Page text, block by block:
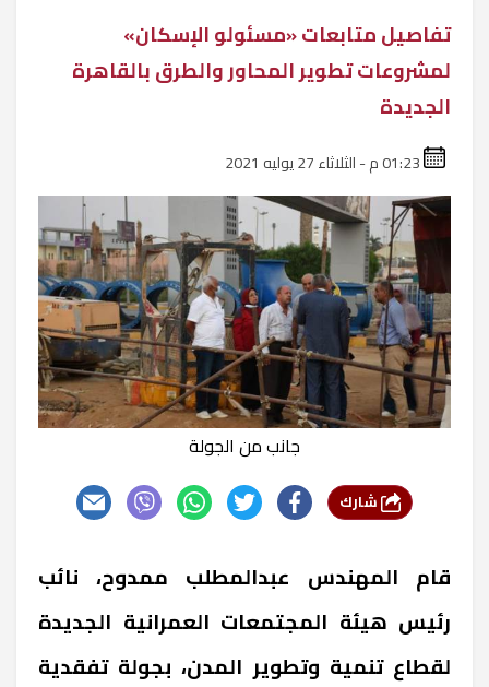
تفاصيل متابعات «مسئولو الإسكان»
لمشروعات تطوير المحاور والطرق بالقاهرة
الجديدة
جانب من الجولة
قام المهندس عبدالمطلب ممدوح، نائب
رئيس هيئة المجتمعات العمرانية الجديدة
لقطاع تنمية وتطوير المدن، بجولة تفقدية